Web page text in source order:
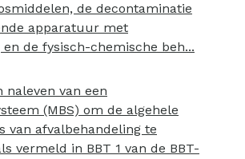
de decontaminatie
apparatuur met
de fysisch-chemische beh...
naleven van een
(MBS) om de algehele
van afvalbehandeling te
vermeld in BBT 1 van de BBT-